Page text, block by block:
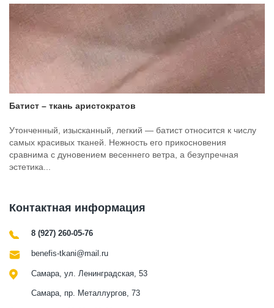
Батист – ткань аристократов
Утонченный, изысканный, легкий — батист относится к числу
самых красивых тканей. Нежность его прикосновения
сравнима с дуновением весеннего ветра, а безупречная
эстетика...
Контактная информация
8 (927) 260-05-76
benefis-tkani@mail.ru
Самара, ул. Ленинградская, 53
Самара, пр. Металлургов, 73